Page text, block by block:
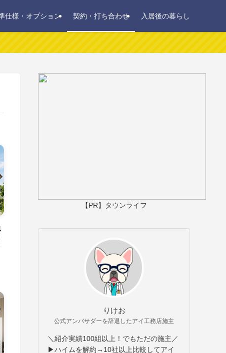
仕様・オプション 契約・打ち合わせ 入居後の暮らし
【PR】タウンライフ
りけお
公式アンバサダーを辞退したアイ工務店施主
＼紹介実績100組以上！でもただの施主／
▶ハイムを解約→10社以上比較してアイ